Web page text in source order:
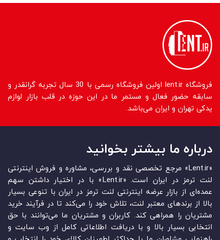
فروشگاه lent.ir اولین فروشگاه رسمی با 30 سال تجربه گرانقدر و
سابقه حضور فعال و مستمر ما در این حوزه در قلب بازار لوازم
یدکی تهران و ایران می‌باشد.
درباره ما بیشتر بخوانید
«Lent.ir» مرجع تخصصی نقد و بررسی، مشاوره و فروش اینترنتی
لنت ترمز در ایران است. «Lent.ir» با در اختیار داشتن سهم
عمده‏‌ای از بازار عرضه اینترنتی لنت ترمز در ایران با تنوعی بسیار
بالا از برندهای معتبر لنت، تلاش خود را می‌‏‏کند تا در فرآیند خرید
مشتریان را همراهی کند. کاربران و مشتریان ما می‏‏‌توانند با حق
انتخابی بسیار بالا و با دریافت اطلاعاتی کامل از وب سایت و